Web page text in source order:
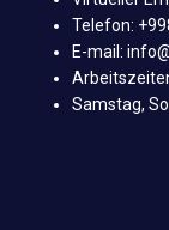
Telefon:
E-mail:
Samstag,